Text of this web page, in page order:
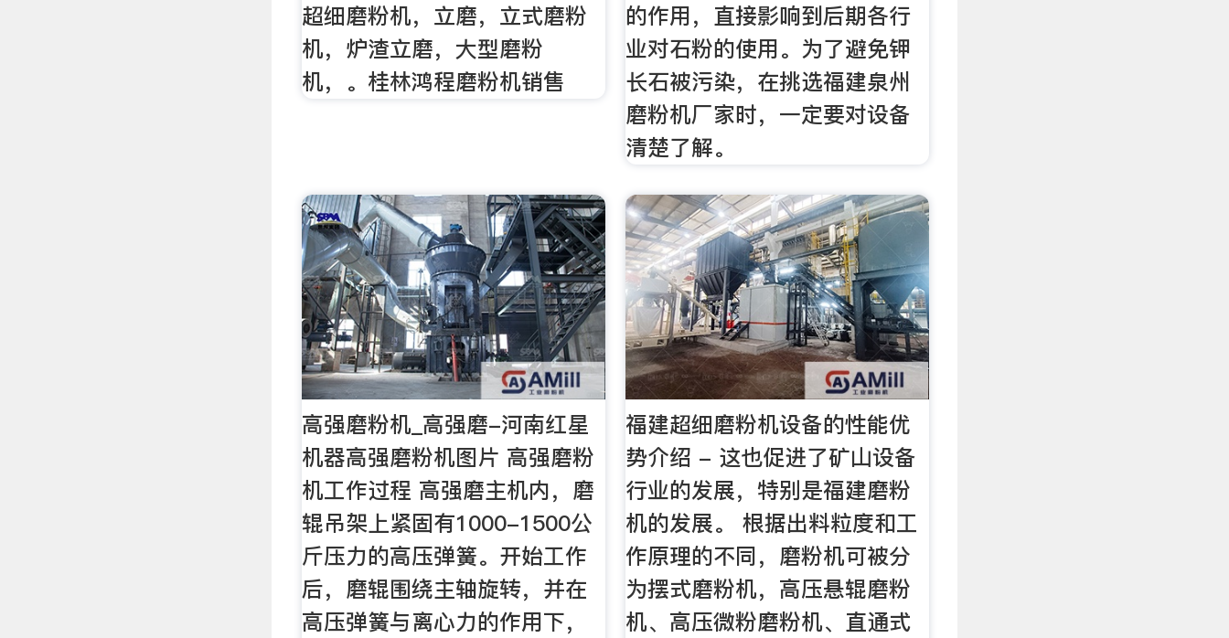
超细磨粉机，立磨，立式磨粉
机，炉渣立磨，大型磨粉
机，。桂林鸿程磨粉机销售
的作用，直接影响到后期各行
业对石粉的使用。为了避免钾
长石被污染，在挑选福建泉州
磨粉机厂家时，一定要对设备
清楚了解。
高强磨粉机_高强磨-河南红星
机器高强磨粉机图片 高强磨粉
机工作过程 高强磨主机内，磨
辊吊架上紧固有1000-1500公
斤压力的高压弹簧。开始工作
后，磨辊围绕主轴旋转，并在
高压弹簧与离心力的作用下，
福建超细磨粉机设备的性能优
势介绍 - 这也促进了矿山设备
行业的发展，特别是福建磨粉
机的发展。 根据出料粒度和工
作原理的不同，磨粉机可被分
为摆式磨粉机，高压悬辊磨粉
机、高压微粉磨粉机、直通式